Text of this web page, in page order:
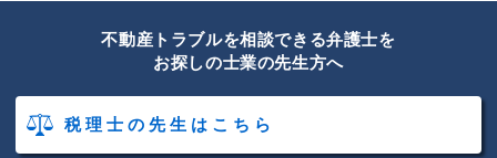
不動産トラブルを相談できる弁護士を
お探しの士業の先生方へ
税理士の先生はこちら